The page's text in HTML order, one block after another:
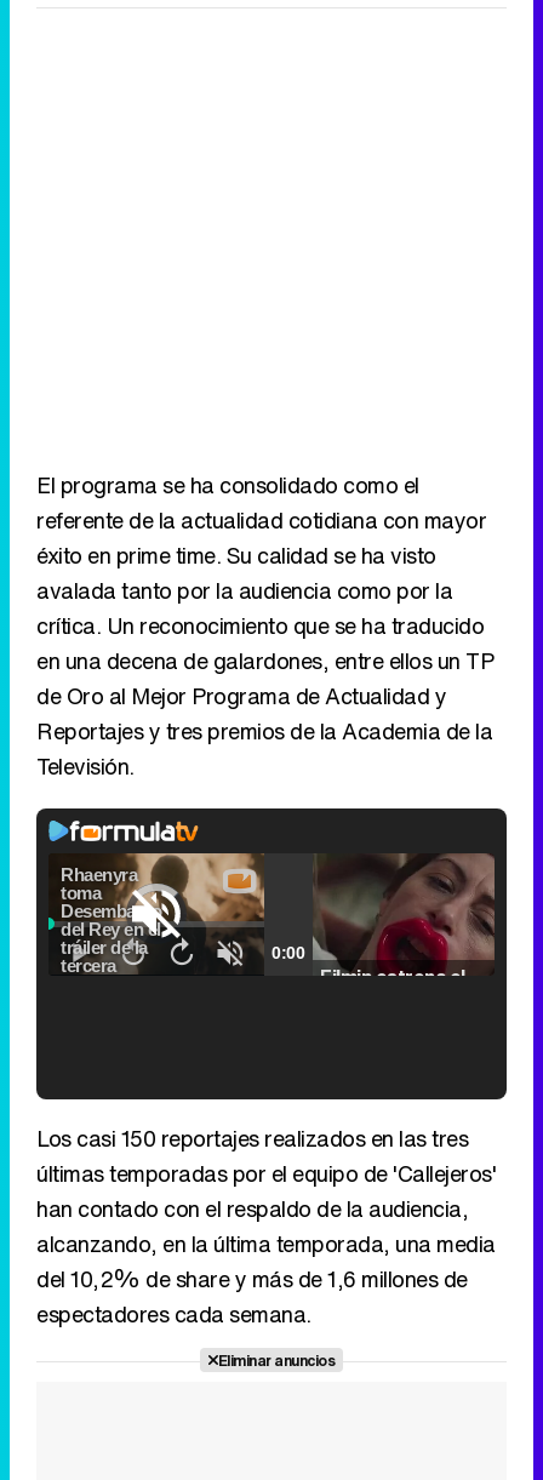
El programa se ha consolidado como el
referente de la actualidad cotidiana con mayor
éxito en prime time. Su calidad se ha visto
avalada tanto por la audiencia como por la
crítica. Un reconocimiento que se ha traducido
en una decena de galardones, entre ellos un TP
de Oro al Mejor Programa de Actualidad y
Reportajes y tres premios de la Academia de la
Televisión.
Video
Player
is
loading.
Pause
Seek
back
Seek
Unmute Current
0:00 / Duration
2:24
Loaded:
0.00%
Remaining
2:24
Fullscreen
Tráiler de '33 días', la nueva serie de Atresplayer con Julián Villagrán y José Manuel Poga
Los casi 150 reportajes realizados en las tres
últimas temporadas por el equipo de 'Callejeros'
han contado con el respaldo de la audiencia,
alcanzando, en la última temporada, una media
del 10,2% de share y más de 1,6 millones de
espectadores cada semana.
Eliminar anuncios